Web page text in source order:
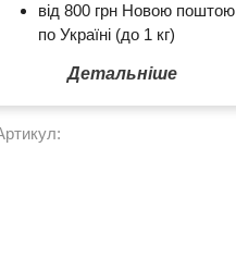
від 800 грн Новою поштою
по Україні (до 1 кг)
Детальніше